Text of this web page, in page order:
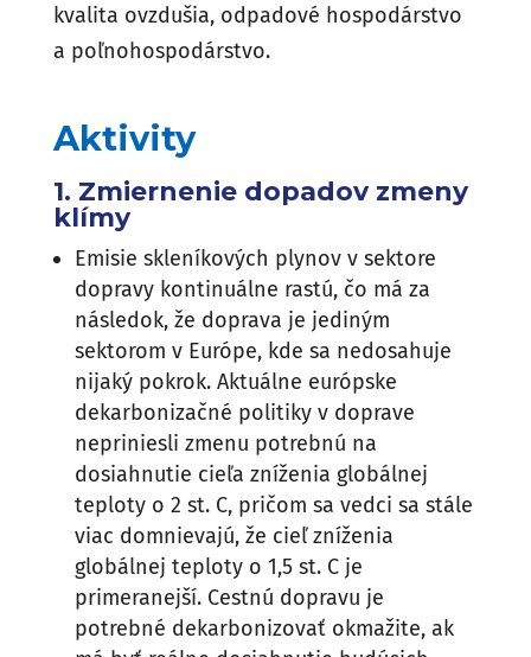
kvalita ovzdušia, odpadové hospodárstvo
a poľnohospodárstvo.
Aktivity
1. Zmiernenie dopadov zmeny
klímy
Emisie skleníkových plynov v sektore
dopravy kontinuálne rastú, čo má za
následok, že doprava je jediným
sektorom v Európe, kde sa nedosahuje
nijaký pokrok. Aktuálne európske
dekarbonizačné politiky v doprave
nepriniesli zmenu potrebnú na
dosiahnutie cieľa zníženia globálnej
teploty o 2 st. C, pričom sa vedci sa stále
viac domnievajú, že cieľ zníženia
globálnej teploty o 1,5 st. C je
primeranejší. Cestnú dopravu je
potrebné dekarbonizovať okmažite, ak